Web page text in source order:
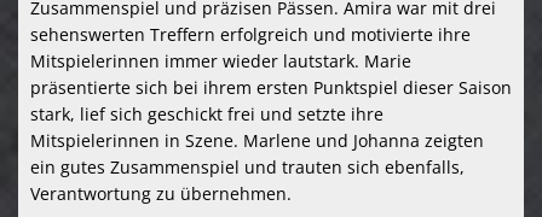
Zusammenspiel und präzisen Pässen. Amira war mit drei
sehenswerten Treffern erfolgreich und motivierte ihre
Mitspielerinnen immer wieder lautstark. Marie
präsentierte sich bei ihrem ersten Punktspiel dieser Saison
stark, lief sich geschickt frei und setzte ihre
Mitspielerinnen in Szene. Marlene und Johanna zeigten
ein gutes Zusammenspiel und trauten sich ebenfalls,
Verantwortung zu übernehmen.